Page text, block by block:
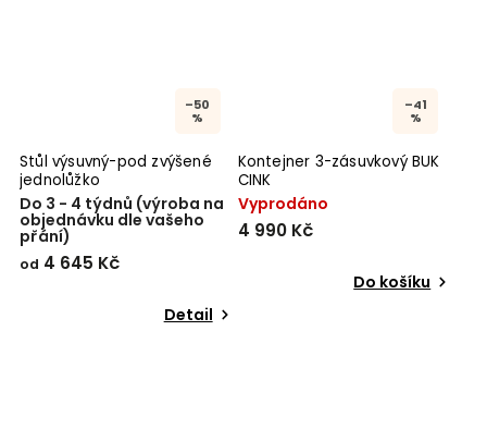
–50
%
Stůl výsuvný-pod zvýšené
jednolůžko
Do 3 - 4 týdnů (výroba na
objednávku dle vašeho
přání)
od 4 645 Kč
Detail
–41
%
Kontejner 3-zásuvkový BUK
CINK
Vyprodáno
4 990 Kč
Do košíku